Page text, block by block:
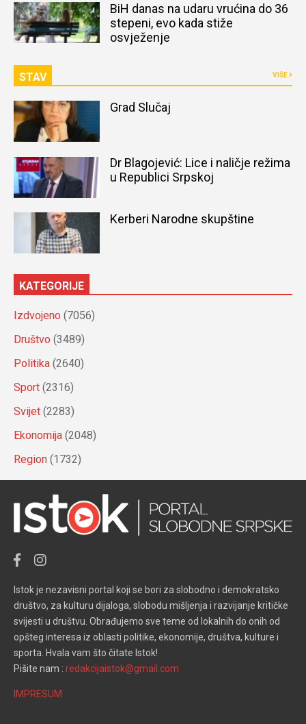
BiH danas na udaru vrućina do 36
stepeni, evo kada stiže
osvježenje
STAV VIŠE
Grad Slučaj
Dr Blagojević: Lice i naličje režima
u Republici Srpskoj
Kerberi Narodne skupštine
KATEGORIJE
Izdvojeno (7056)
Društvo (3489)
Politika (2640)
Sport (2316)
Svijet (2283)
Ekonomija (2048)
Region (1732)
Istok je nezavisni portal koji se bori za slobodno i demokratsko
društvo, za kulturu dijaloga, slobodu mišljenja i razvijanje kritičke
svijesti u društvu. Obrađujemo sve teme od lokalnih do onih od
opšteg interesa iz oblasti politike, ekonomije, društva, kulture i
sporta. Hvala vam što čitate Istok!
Pišite nam : redakcijaistok@gmail.com
IMPRESUM